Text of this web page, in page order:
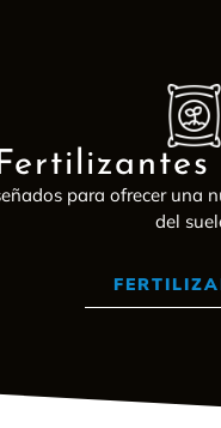
para ofrecer una
del